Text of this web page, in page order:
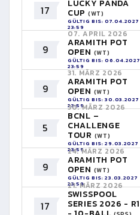
17 LUCKY PANDA
CUP (WT)
GÜLTIG BIS: 07.04.2027
23:59
9
07. APRIL 2026
ARAMITH POT
OPEN (WT)
GÜLTIG BIS: 06.04.2027
23:59
9
31. MÄRZ 2026
ARAMITH POT
OPEN (WT)
GÜLTIG BIS: 30.03.2027
23:59
5
30. MÄRZ 2026
BCNL –
CHALLENGE
TOUR (WT)
GÜLTIG BIS: 29.03.2027
23:59
9
24. MÄRZ 2026
ARAMITH POT
OPEN (WT)
GÜLTIG BIS: 23.03.2027
23:59
17
21. MÄRZ 2026
SWISSPOOL
SERIES 2026 - R1